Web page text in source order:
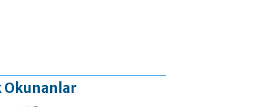
Okunanlar